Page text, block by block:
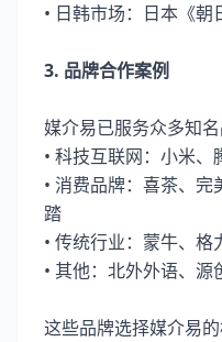
• 日韩市场：日本《朝
3. 品牌合作案例
媒介易已服务众多知名
• 科技互联网：小米、
• 消费品牌：喜茶、
踏
• 传统行业：蒙牛、
• 其他：北外外语、
这些品牌选择媒介易